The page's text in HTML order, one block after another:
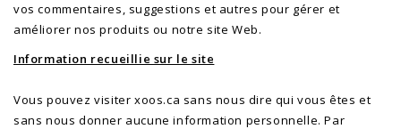
vos commentaires, suggestions et autres pour gérer et
améliorer nos produits ou notre site Web.
Information recueillie sur le site
Vous pouvez visiter xoos.ca sans nous dire qui vous êtes et
sans nous donner aucune information personnelle. Par